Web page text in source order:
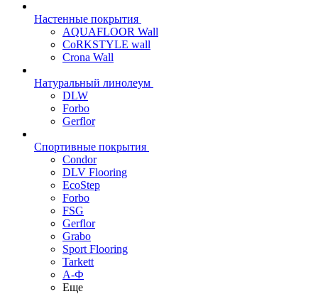
Настенные покрытия
AQUAFLOOR Wall
CoRKSTYLE wall
Crona Wall
Натуральный линолеум
DLW
Forbo
Gerflor
Спортивные покрытия
Condor
DLV Flooring
EcoStep
Forbo
FSG
Gerflor
Grabo
Sport Flooring
Tarkett
А-Ф
Еще